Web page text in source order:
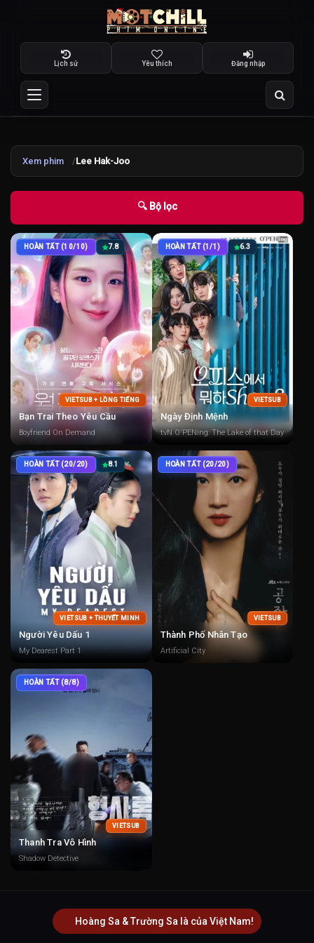
Lịch sử Yêu thích Đăng nhập
Xem phim Lee Hak-Joo
🔍 Bộ lọc
HOÀN TẤT (10/10) 7.8
VIETSUB + LỒNG TIẾNG
Bạn Trai Theo Yêu Cầu
Boyfriend On Demand
HOÀN TẤT (1/1) 6.3
VIETSUB
Ngày Định Mệnh
tvN O'PENing: The Lake of that Day
HOÀN TẤT (20/20) 8.1
VIETSUB + THUYẾT MINH
Người Yêu Dấu 1
My Dearest Part 1
HOÀN TẤT (20/20)
VIETSUB
Thành Phố Nhân Tạo
Artificial City
HOÀN TẤT (8/8)
VIETSUB
Thanh Tra Vô Hình
Shadow Detective
Hoàng Sa & Trường Sa là của Việt Nam!